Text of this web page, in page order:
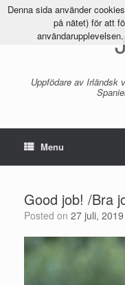
Uppfödare av Irländsk
Menu
Good job! /Bra
Posted on 27 juli, 2019
Denna sida använder
på nätet) för att
användarupplevelsen.